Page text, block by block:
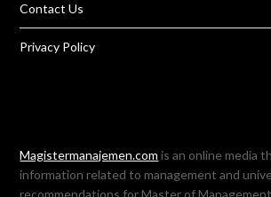
Contact Us
Privacy Policy
Magistermanajemen.com is an online media
information related to management and